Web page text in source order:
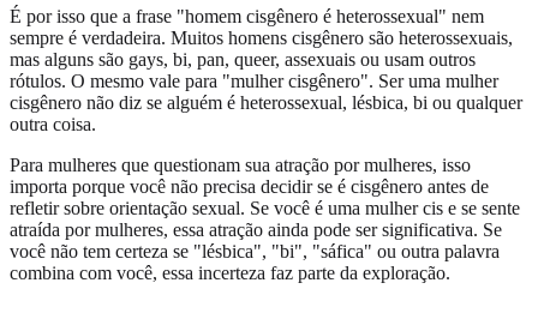
É por isso que a frase "homem cisgênero é heterossexual" nem
sempre é verdadeira. Muitos homens cisgênero são heterossexuais,
mas alguns são gays, bi, pan, queer, assexuais ou usam outros
rótulos. O mesmo vale para "mulher cisgênero". Ser uma mulher
cisgênero não diz se alguém é heterossexual, lésbica, bi ou qualquer
outra coisa.
Para mulheres que questionam sua atração por mulheres, isso
importa porque você não precisa decidir se é cisgênero antes de
refletir sobre orientação sexual. Se você é uma mulher cis e se sente
atraída por mulheres, essa atração ainda pode ser significativa. Se
você não tem certeza se "lésbica", "bi", "sáfica" ou outra palavra
combina com você, essa incerteza faz parte da exploração.